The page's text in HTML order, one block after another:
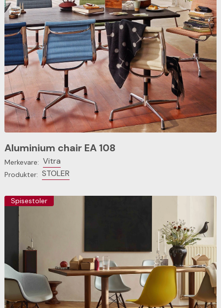
Aluminium chair EA 108
Merkevare: Vitra
Produkter: STOLER
Spisestoler